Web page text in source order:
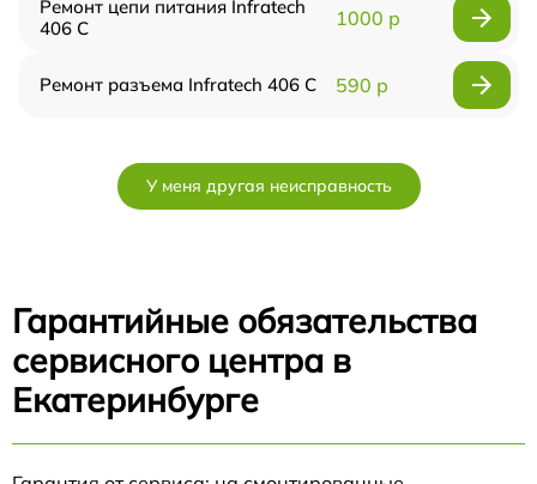
Ремонт цепи питания Infratech
406 С
1000 р
Ремонт разъема Infratech 406 С 590 р
У меня другая неисправность
Гарантийные обязательства
сервисного центра в
Екатеринбурге